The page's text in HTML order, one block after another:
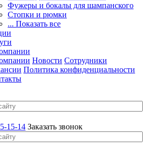
Фужеры и бокалы для шампанского
Стопки и рюмки
... Показать все
Новости Сотрудники
Политика конфиденциальности
15-14 Заказать звонок